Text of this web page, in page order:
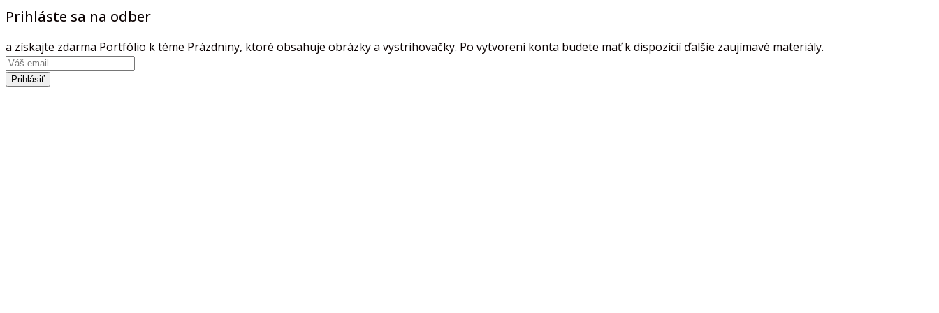
Prihláste sa na odber
a získajte zdarma Portfólio k téme Prázdniny, ktoré obsahuje obrázky a vystrihovačky. Po vytvorení konta budete mať k dispozícií ďalšie zaujímavé materiály.